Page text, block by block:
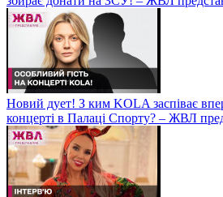
Новий дует! З ким KOLA заспіває
концерті в Палаці Спорту? – ЖВЛ